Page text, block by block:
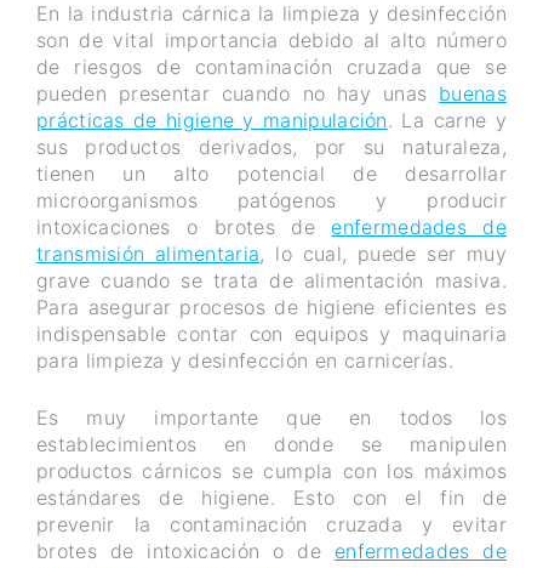
En la industria cárnica la limpieza y desinfección
son de vital importancia debido al alto número
de riesgos de contaminación cruzada que se
pueden presentar cuando no hay unas buenas
prácticas de higiene y manipulación. La carne y
sus productos derivados, por su naturaleza,
tienen un alto potencial de desarrollar
microorganismos patógenos y producir
intoxicaciones o brotes de enfermedades de
transmisión alimentaria, lo cual, puede ser muy
grave cuando se trata de alimentación masiva.
Para asegurar procesos de higiene eficientes es
indispensable contar con equipos y maquinaria
para limpieza y desinfección en carnicerías.
Es muy importante que en todos los
establecimientos en donde se manipulen
productos cárnicos se cumpla con los máximos
estándares de higiene. Esto con el fin de
prevenir la contaminación cruzada y evitar
brotes de intoxicación o de enfermedades de